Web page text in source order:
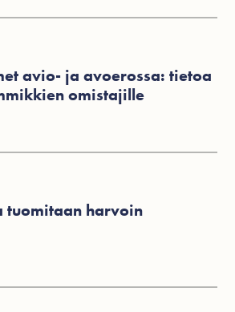
tuomitaan harvoin
avio- ja avoerossa: tietoa
omistajille